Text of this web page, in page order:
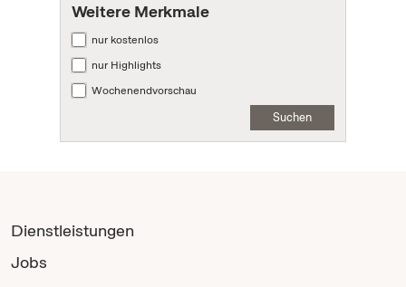
Weitere Merkmale
nur kostenlos
nur Highlights
Wochenendvorschau
Suchen
Dienstleistungen
Jobs